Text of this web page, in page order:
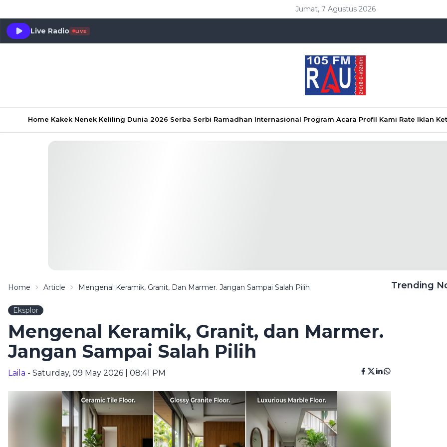
Jumat, 7 Agustus 2026
Live Radio LIVE
Home Kakek Nenek Keliling Dunia 2026 Serba Serbi Ramadhan Internasional Program Acara Profil Kami Rate Iklan
Home Article Mengenal Keramik, Granit, Dan Marmer. Jangan Sampai Salah Pilih
Eksplor
Mengenal Keramik, Granit, dan Marmer.
Jangan Sampai Salah Pilih
Laila - Saturday, 09 May 2026 | 08:41 PM
Trending